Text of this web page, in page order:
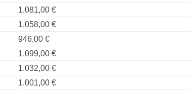
1.081,00 €
1.058,00 €
946,00 €
1.099,00 €
1.032,00 €
1.001,00 €